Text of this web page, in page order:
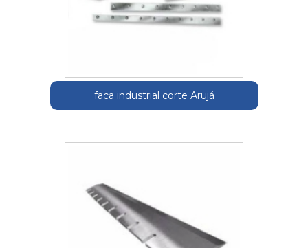
faca industrial corte Arujá